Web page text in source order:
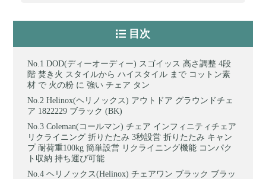
目次
DOD(ディーオーディー) スゴイッス 高さ調整 4段
階 焚き火 スタイルから ハイスタイル まで コットン素
材 で 火の粉 に 強い チェア タン
Helinox(ヘリノックス) アウトドア グラウンドチェ
ア 1822229 ブラック (BK)
Coleman(コールマン) チェア インフィニティチェア
リクライニング 折りたたみ 3秒設営 折りたたみ キャン
プ 耐荷重100kg 簡単設営 リクライニング機能 コンパク
ト収納 持ち運び可能
ヘリノックス(Helinox) チェアワン ブラック ブラッ